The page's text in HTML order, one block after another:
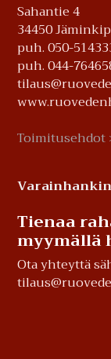
Sahantie 4
34450
puh. 050-
puh. 044-
Toimitusehdot
Tienaa
myymällä
Ota yhteyttä